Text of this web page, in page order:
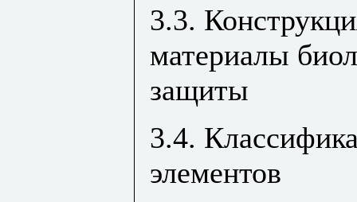
3.3.
материалы
защиты
3.4.
элементов